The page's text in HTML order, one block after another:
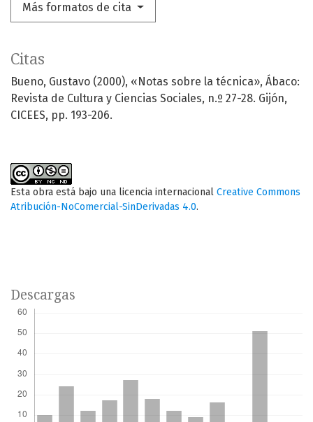
Más formatos de cita
Citas
Bueno, Gustavo (2000), «Notas sobre la técnica», Ábaco:
Revista de Cultura y Ciencias Sociales, n.º 27-28. Gijón,
CICEES, pp. 193-206.
Esta obra está bajo una licencia internacional Creative Commons
Atribución-NoComercial-SinDerivadas 4.0.
Descargas